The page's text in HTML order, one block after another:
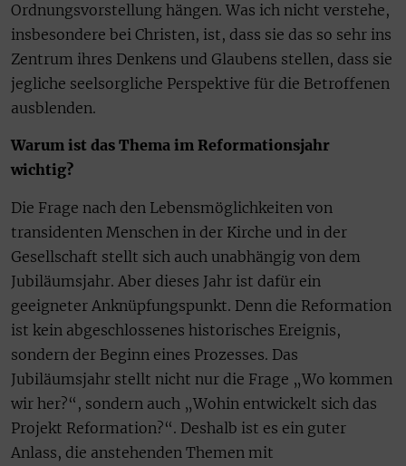
Ordnungsvorstellung hängen. Was ich nicht verstehe,
insbesondere bei Christen, ist, dass sie das so sehr ins
Zentrum ihres Denkens und Glaubens stellen, dass sie
jegliche seelsorgliche Perspektive für die Betroffenen
ausblenden.
Warum ist das Thema im Reformationsjahr
wichtig?
Die Frage nach den Lebensmöglichkeiten von
transidenten Menschen in der Kirche und in der
Gesellschaft stellt sich auch unabhängig von dem
Jubiläumsjahr. Aber dieses Jahr ist dafür ein
geeigneter Anknüpfungspunkt. Denn die Reformation
ist kein abgeschlossenes historisches Ereignis,
sondern der Beginn eines Prozesses. Das
Jubiläumsjahr stellt nicht nur die Frage „Wo kommen
wir her?“, sondern auch „Wohin entwickelt sich das
Projekt Reformation?“. Deshalb ist es ein guter
Anlass, die anstehenden Themen mit